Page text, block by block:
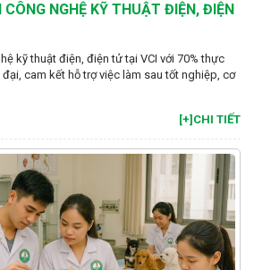
CÔNG NGHỆ KỸ THUẬT ĐIỆN, ĐIỆN
kỹ thuật điện, điện tử tại VCI với 70% thực
cam kết hỗ trợ việc làm sau tốt nghiệp, cơ
[+]CHI TIẾT